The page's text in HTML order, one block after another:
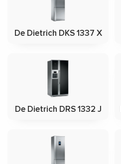
De Dietrich DKS 1337 X
De Dietrich DRS 1332 J